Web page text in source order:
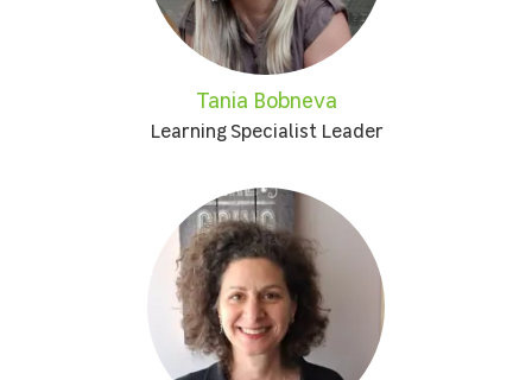
Tania Bobneva
Learning Specialist Leader